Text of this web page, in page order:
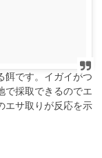
餌です。イガイがつ
で採取できるのでエ
エサ取りが反応を示